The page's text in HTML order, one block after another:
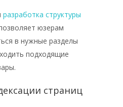
разработка структуры
юзерам
в нужные разделы
подходящие
страниц